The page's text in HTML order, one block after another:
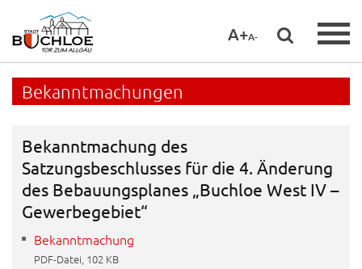
A+A-
Bekanntmachungen
Bekanntmachung des
Satzungsbeschlusses für die 4. Änderung
des Bebauungsplanes „Buchloe West IV –
Gewerbegebiet“
Bekanntmachung
PDF-Datei, 102 KB